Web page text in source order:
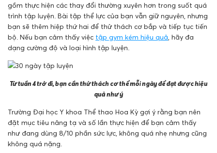
gồm thực hiện các thay đổi thường xuyên hơn trong suốt quá
trình tập luyện. Bài tập thể lực của bạn vẫn giữ nguyên, nhưng
bạn sẽ thêm hiệp thứ hai để thử thách cơ bắp và tiếp tục tiến
bộ. Nếu bạn cảm thấy việc tập gym kém hiệu quả , hãy đa
dạng cường độ và loại hình tập luyện.
Từ tuần 4 trở đi, bạn cần thử thách cơ thể mỗi ngày để đạt được hiệu
quả như ý
Trường Đại học Y khoa Thể thao Hoa Kỳ gợi ý rằng bạn nên
đặt mục tiêu nâng tạ và số lần thực hiện để bạn cảm thấy
như đang dùng 8/10 phần sức lực, không quá nhẹ nhưng cũng
không quá nặng.